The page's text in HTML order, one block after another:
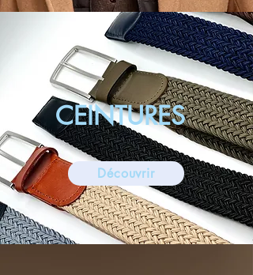
​​CEINTURES
Découvrir